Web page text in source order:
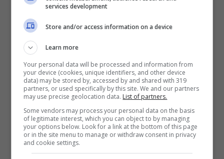
Natale con bancarelle e stand
gastronomici. Ma lo spettacolo che più di
tutti caratterizza la festa è lo
della luce elettrica per15 minutiin due
momenti programmati: alle 17:30 e alle
18:30, con ilborgo illuminato solo dalla
luce delle candelee delle fiammelle,
creando un’atmosfera magica e
suggestiva.
services development
Store and/or access information on a device
Learn more
Your personal data will be processed and information from
your device (cookies, unique identifiers, and other device
data) may be stored by, accessed by and shared with 319
partners, or used specifically by this site. We and our partners
may use precise geolocation data. List of partners.
Some vendors may process your personal data on the basis
of legitimate interest, which you can object to by managing
your options below. Look for a link at the bottom of this page
or in the site menu to manage or withdraw consent in privacy
and cookie settings.